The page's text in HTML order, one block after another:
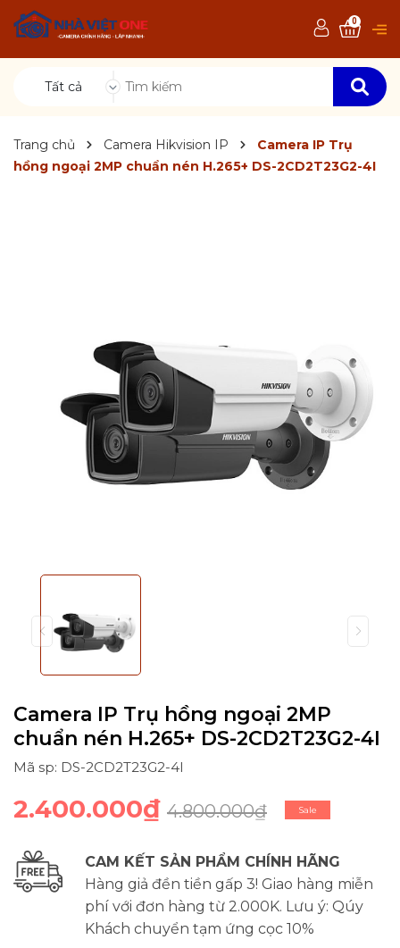
Tất cả
0
Trang chủ Camera Hikvision IP
Camera IP Trụ
hồng ngoại 2MP chuẩn nén H.265+ DS-2CD2T23G2-4I
Camera IP Trụ hồng ngoại 2MP
chuẩn nén H.265+ DS-2CD2T23G2-4I
Mã sp: DS-2CD2T23G2-4I
2.400.000₫ 4.800.000₫ Sale
CAM KẾT SẢN PHẨM CHÍNH HÃNG
Hàng giả đền tiền gấp 3! Giao hàng miễn
phí với đơn hàng từ 2.000K. Lưu ý: Qúy
Khách chuyển tạm ứng cọc 10%